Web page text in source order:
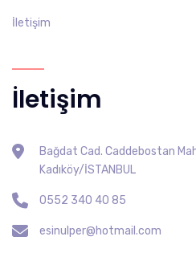
İletişim
İletişim
Bağdat Cad. Caddebostan
Kadıköy/İSTANBUL
0552 340 40 85
esinulper@hotmail.com